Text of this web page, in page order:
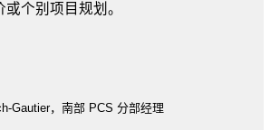
个别项目规划。